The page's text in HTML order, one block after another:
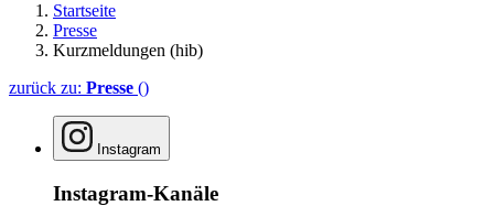
Startseite
Presse
Kurzmeldungen (hib)
zurück zu: Presse ()
Instagram
Instagram-Kanäle